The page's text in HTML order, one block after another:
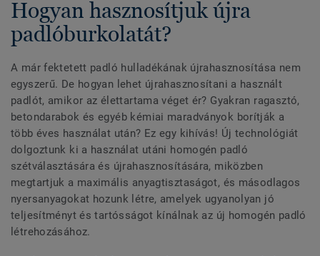
Hogyan hasznosítjuk újra
padlóburkolatát?
A már fektetett padló hulladékának újrahasznosítása nem
egyszerű. De hogyan lehet újrahasznosítani a használt
padlót, amikor az élettartama véget ér? Gyakran ragasztó,
betondarabok és egyéb kémiai maradványok borítják a
több éves használat után? Ez egy kihívás! Új technológiát
dolgoztunk ki a használat utáni homogén padló
szétválasztására és újrahasznosítására, miközben
megtartjuk a maximális anyagtisztaságot, és másodlagos
nyersanyagokat hozunk létre, amelyek ugyanolyan jó
teljesítményt és tartósságot kínálnak az új homogén padló
létrehozásához.